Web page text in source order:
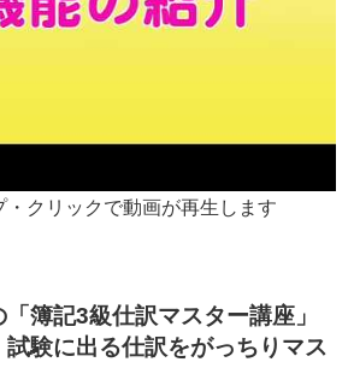
・クリックで動画が再生します
簿記3級仕訳マスター講座」
試験に出る仕訳をがっちりマス